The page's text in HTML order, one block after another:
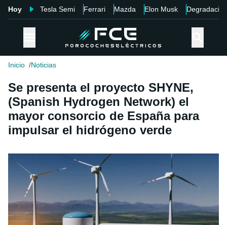
Hoy Tesla Semi Ferrari Mazda Elon Musk Degradación
Inicio Noticias
Se presenta el proyecto SHYNE,
(Spanish Hydrogen Network) el
mayor consorcio de España para
impulsar el hidrógeno verde